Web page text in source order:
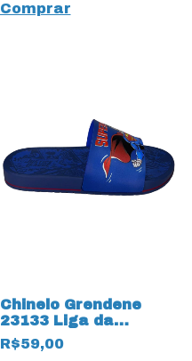
Comprar
Chinelo Grendene
23133 Liga da
Justiça Superman
17512 Azul
R$59,00